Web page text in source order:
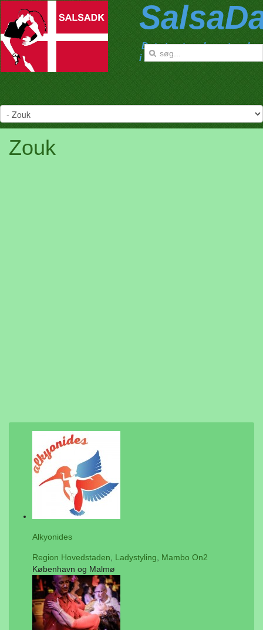
Det største salsanetværk
i Danmark
Zouk
Alkyonides
Region Hovedstaden Ladystyling
Mambo On2
København og Malmø